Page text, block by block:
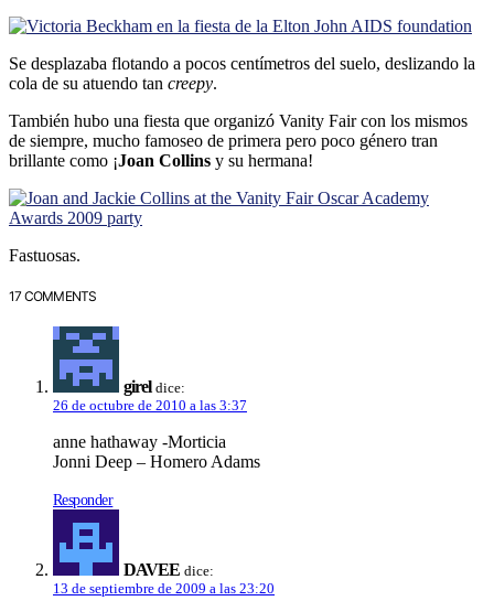
Se desplazaba flotando a pocos centí­metros del suelo, deslizando la
cola de su atuendo tan creepy.
También hubo una fiesta que organizó Vanity Fair con los mismos
de siempre, mucho famoseo de primera pero poco género tran
brillante como ¡Joan Collins y su hermana!
Fastuosas.
17 COMMENTS
girel dice:
26 de octubre de 2010 a las 3:37
anne hathaway -Morticia
Jonni Deep – Homero Adams
Responder
DAVEE dice:
13 de septiembre de 2009 a las 23:20